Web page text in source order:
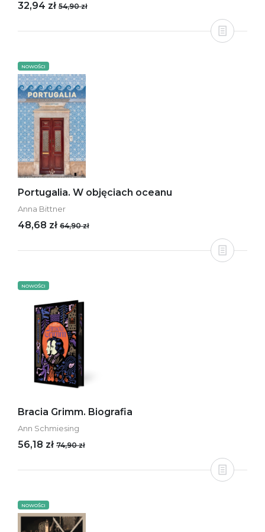
32,94 zł 54,90 zł
NOWOŚCI
Portugalia. W objęciach oceanu
Anna Bittner
48,68 zł 64,90 zł
NOWOŚCI
Bracia Grimm. Biografia
Ann Schmiesing
56,18 zł 74,90 zł
NOWOŚCI